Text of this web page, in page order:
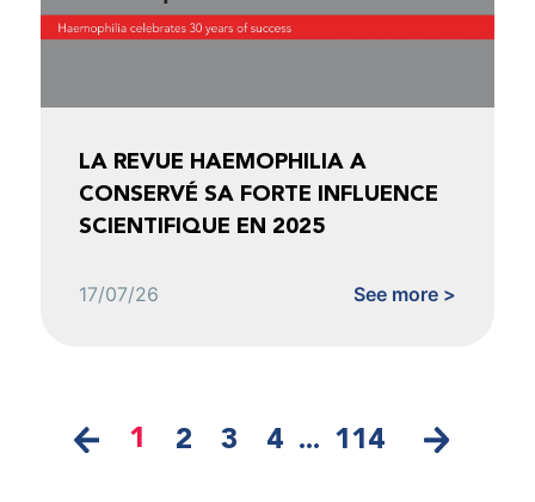
LA REVUE HAEMOPHILIA A
CONSERVÉ SA FORTE INFLUENCE
SCIENTIFIQUE EN 2025
17/07/26 See more >
1 2 3 4 ... 114